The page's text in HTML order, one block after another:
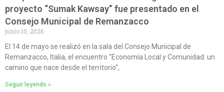
proyecto “Sumak Kawsay” fue presentado en el
Consejo Municipal de Remanzacco
junio 10, 2026
El 14 de mayo se realizó en la sala del Consejo Municipal de
Remanzacco, Italia, el encuentro “Economía Local y Comunidad: un
camino que nace desde el territorio”,
Seguir leyendo »